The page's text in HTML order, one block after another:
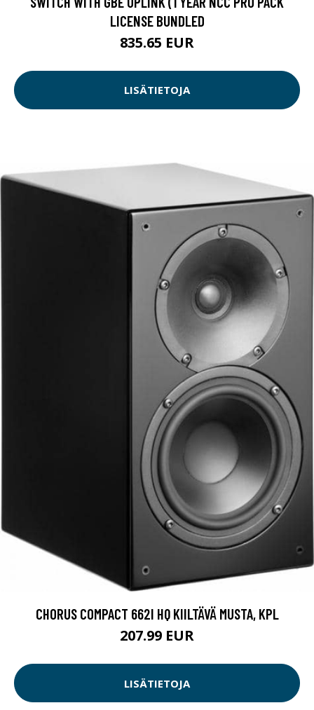
LICENSE BUNDLED
835.65 EUR
LISÄTIETOJA
CHORUS COMPACT 662I HQ KIILTÄVÄ MUSTA, KPL
207.99 EUR
LISÄTIETOJA